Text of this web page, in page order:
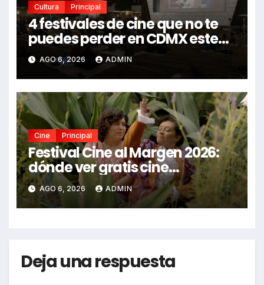
Cultura Principal
4 festivales de cine que no te
puedes perder en CDMX este
2026
AGO 6, 2026 ADMIN
Cine Principal
Festival Cine al Margen 2026:
dónde ver gratis cine
mexicano independiente en
CDMX y en línea
AGO 6, 2026 ADMIN
Deja una respuesta